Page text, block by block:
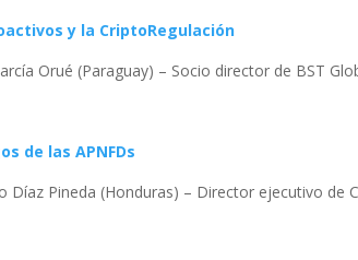
y la CriptoRegulación
Orué (Paraguay) – Socio director de BST
de las APNFDs
Díaz Pineda (Honduras) – Director ejecutivo de